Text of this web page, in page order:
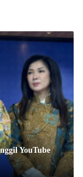
YouTube